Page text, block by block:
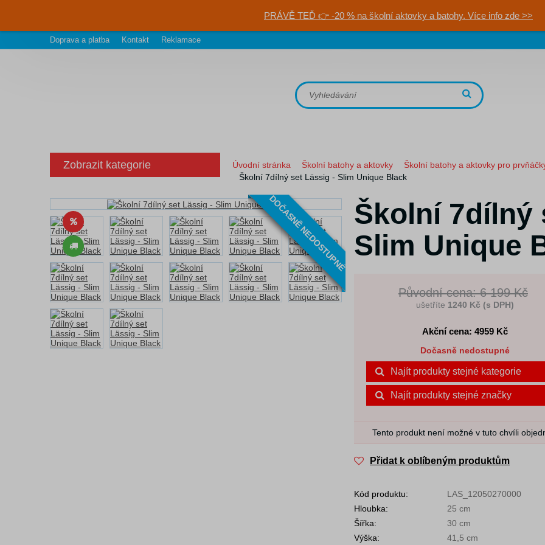
PRÁVĚ TEĎ 👉 -20 % na školní aktovky a batohy. Více info zde >>
Doprava a platba Kontakt Reklamace
Zobrazit kategorie Úvodní stránka Školní batohy a aktovky
Školní batohy a aktovky pro
Školní 7dílný set Lässig - Slim Unique Black
DOČASNĚ NEDOSTUPNÉ Školní 7dílný
Slim Unique
Původní cena: 6 199 Kč
ušetříte 1240 Kč (s DPH)
Akční cena: 4959Kč
Dočasně nedostupné
Najít produkty stejné kategorie
Najít produkty stejné značky
Tento produkt není možné v tuto chvíli
Přidat k oblíbeným produktům
Kód produktu:
LAS_12050270000
Hloubka:
25 cm
Šířka:
30 cm
Výška:
41,5 cm